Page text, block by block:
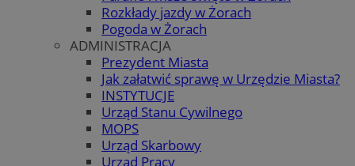
Rozkłady jazdy w Żorach
Pogoda w Żorach
ADMINISTRACJA
Prezydent Miasta
Jak załatwić sprawę w Urzędzie Miasta?
INSTYTUCJE
Urząd Stanu Cywilnego
MOPS
Urząd Skarbowy
Urząd Pracy